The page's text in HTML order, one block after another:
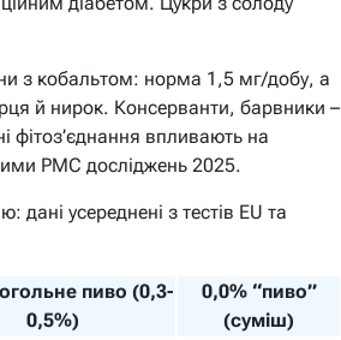
з кобальтом: норма 1,5 мг/добу, а
й нирок. Консерванти, барвники –
фітоз’єднання впливають на
PMC досліджень 2025.
усереднені з тестів EU та
пиво (0,3-
0,5%)
0,0% “пиво”
(суміш)